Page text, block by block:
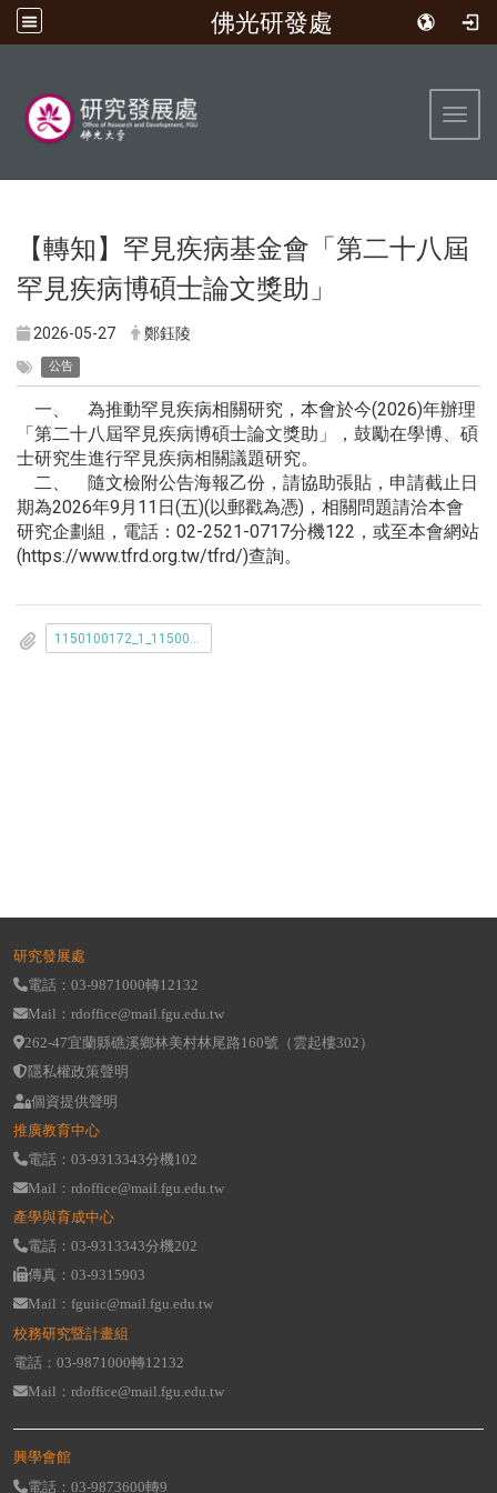
佛光研發處
【轉知】罕見疾病基金會「第二十八屆
罕見疾病博碩士論文獎助」
2026-05-27 鄭鈺陵
公告
一、 為推動罕見疾病相關研究，本會於今(2026)年辦理
「第二十八屆罕見疾病博碩士論文獎助」，鼓勵在學博、碩
士研究生進行罕見疾病相關議題研究。
二、 隨文檢附公告海報乙份，請協助張貼，申請截止日
期為2026年9月11日(五)(以郵戳為憑)，相關問題請洽本會
研究企劃組，電話：02-2521-0717分機122，或至本會網站
(https://www.tfrd.org.tw/tfrd/)查詢。
研究發展處
電話：03-9871000轉12132
Mail：rdoffice@mail.fgu.edu.tw
262-47宜蘭縣礁溪鄉林美村林尾路160號（雲起樓302）
隱私權政策聲明
個資提供聲明
推廣教育中心
電話：03-9313343分機102
Mail：rdoffice@mail.fgu.edu.tw
產學與育成中心
電話：03-9313343分機202
傳真：03-9315903
Mail：fguiic@mail.fgu.edu.tw
校務研究暨計畫組
電話：03-9871000轉12132
Mail：rdoffice@mail.fgu.edu.tw
興學會館
電話：03-9873600轉9